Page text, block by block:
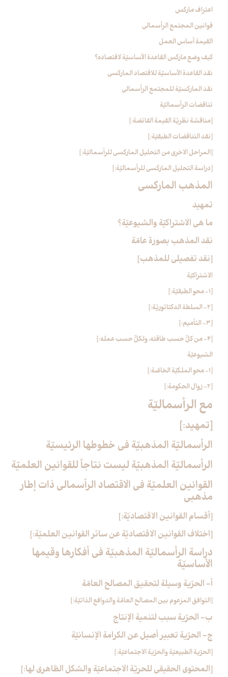
اعتراف ماركس
قوانين المجتمع الرأسمالي
القيمة أساس العمل
كيف وضع ماركس القاعدة الأساسيّة لاقتصاده؟
نقد القاعدة الأساسيّة للاقتصاد الماركسي
نقد الماركسيّة للمجتمع الرأسمالي
تناقضات الرأسماليّة
[مناقشة نظريّة القيمة الفائضة:]
[نقد التناقضات الطبقيّة:]
[المراحل الاخرى من التحليل الماركسي للرأسماليّة:]
[دراسة التحليل الماركسي للرأسماليّة:]
المذهب الماركسي‏
تمهيد
ما هي الاشتراكيّة والشيوعيّة؟
نقد المذهب بصورة عامّة
[نقد تفصيلي للمذهب‏]
الاشتراكيّة
[1- محو الطبقيّة:]
[2- السلطة الدكتاتوريّة:]
[3- التأميم:]
[4- من كلٍّ حسب طاقته، ولكلٍّ حسب عمله:]
الشيوعيّة
[1- محو الملكيّة الخاصّة:]
[2- زوال الحكومة:]
مع الرأسماليّة
[تمهيد:]
الرأسماليّة المذهبيّة في خطوطها الرئيسيّة
الرأسماليّة المذهبيّة ليست نتاجاً للقوانين العلميّة
القوانين العلميّة في الاقتصاد الرأسمالي ذات إطار
مذهبي‏
[أقسام القوانين الاقتصاديّة:]
[اختلاف القوانين الاقتصاديّة عن سائر القوانين العلميّة:]
دراسة الرأسماليّة المذهبيّة في أفكارها وقيمها
الأساسيّة
أ- الحرّية وسيلة لتحقيق المصالح العامّة
[التوافق المزعوم بين المصالح العامّة والدوافع الذاتيّة:]
ب- الحرّية سبب لتنمية الإنتاج
ج- الحرّية تعبير أصيل عن الكرامة الإنسانيّة
[الحرّية الطبيعيّة والحرّية الاجتماعيّة:]
[المحتوى الحقيقي للحريّة الاجتماعيّة والشكل الظاهري لها:]